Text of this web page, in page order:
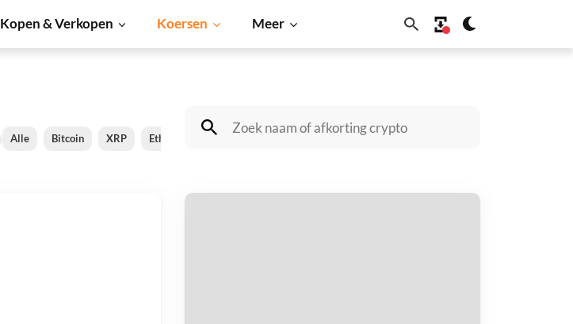
Kopen & Verkopen Koersen Meer
Alle Bitcoin XRP Ethereum Cardano Dogecoin